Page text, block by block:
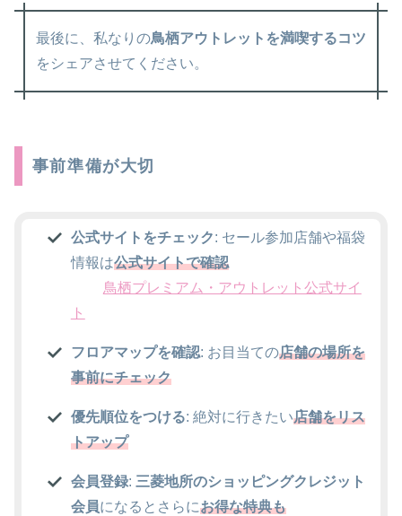
最後に、私なりの鳥栖アウトレットを満喫するコツ
をシェアさせてください。
事前準備が大切
公式サイトをチェック: セール参加店舗や福袋
情報は公式サイトで確認
鳥栖プレミアム・アウトレット公式サイ
ト
フロアマップを確認: お目当ての店舗の場所を
事前にチェック
優先順位をつける: 絶対に行きたい店舗をリス
トアップ
会員登録: 三菱地所のショッピングクレジット
会員になるとさらにお得な特典も